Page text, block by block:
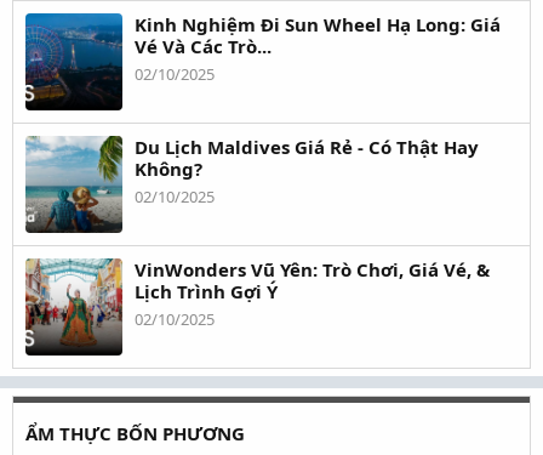
Kinh Nghiệm Đi Sun Wheel Hạ Long: Giá
Vé Và Các Trò...
02/10/2025
Du Lịch Maldives Giá Rẻ - Có Thật Hay
Không?
02/10/2025
VinWonders Vũ Yên: Trò Chơi, Giá Vé, &
Lịch Trình Gợi Ý
02/10/2025
ẨM THỰC BỐN PHƯƠNG